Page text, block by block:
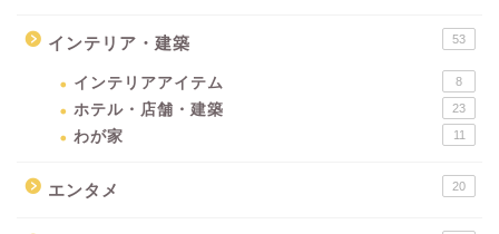
インテリア・建築 53
インテリアアイテム 8
ホテル・店舗・建築 23
わが家 11
エンタメ 20